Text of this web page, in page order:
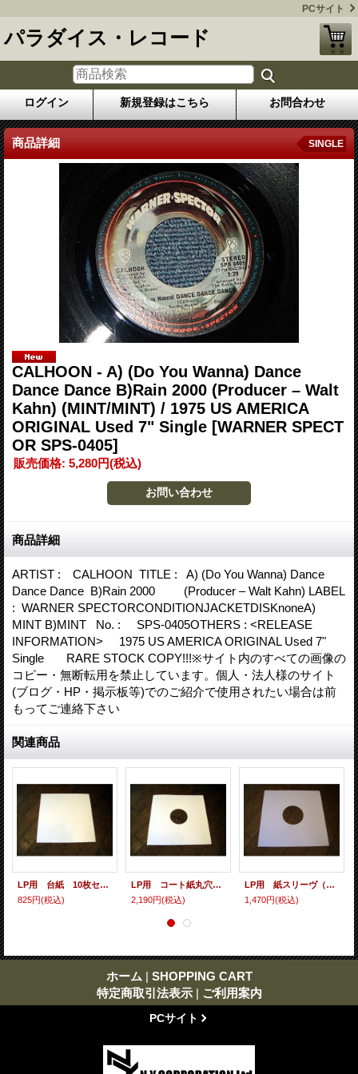
PCサイト
パラダイス・レコード
ログイン 新規登録はこちら お問合わせ
商品詳細 SINGLE
CALHOON - A) (Do You Wanna) Dance
Dance Dance B)Rain 2000 (Producer – Walt
Kahn) (MINT/MINT) / 1975 US AMERICA
ORIGINAL Used 7" Single [WARNER SPECT
OR SPS-0405]
販売価格: 5,280円(税込)
商品詳細
ARTIST : CALHOON TITLE : A) (Do You Wanna) Dance
Dance Dance B)Rain 2000 (Producer – Walt Kahn) LABEL
: WARNER SPECTORCONDITIONJACKETDISKnoneA)
MINT B)MINT No. : SPS-0405OTHERS : <RELEASE
INFORMATION> 1975 US AMERICA ORIGINAL Used 7"
Single RARE STOCK COPY!!!※サイト内のすべての画像の
コピー・無断転用を禁止しています。個人・法人様のサイト
(ブログ・HP・掲示板等)でのご紹介で使用されたい場合は前
もってご連絡下さい
関連商品
LP用 台紙 10枚セット
825円(税込)
LP用 コート紙丸穴ジャケ 10枚セット
2,190円(税込)
LP用 紙スリーヴ（レギュラー 四角の角） 10枚セット
1,470円(税込)
ホーム | SHOPPING CART
特定商取引法表示 | ご利用案内
PCサイト